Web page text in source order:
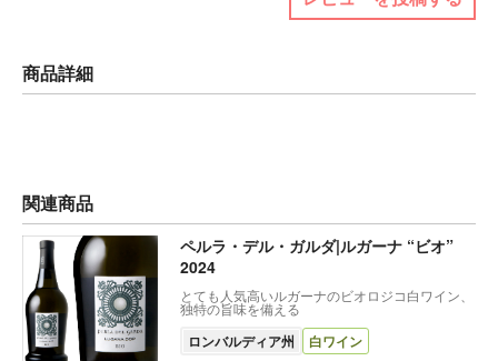
商品詳細
関連商品
ペルラ・デル・ガルダ|ルガーナ “ビオ”
2024
とても人気高いルガーナのビオロジコ白ワイン、
独特の旨味を備える
ロンバルディア州 白ワイン